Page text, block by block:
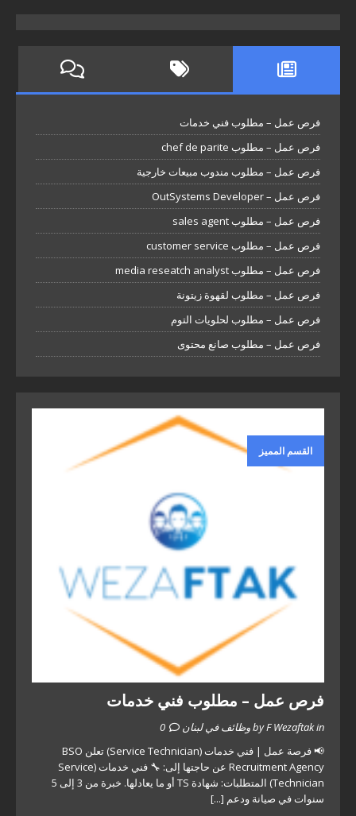
فرص عمل – مطلوب فني خدمات
فرص عمل – مطلوب chef de parite
فرص عمل – مطلوب مندوب مبيعات خارجية
فرص عمل – OutSystems Developer
فرص عمل – مطلوب sales agent
فرص عمل – مطلوب customer service
فرص عمل – مطلوب media reseatch analyst
فرص عمل – مطلوب لقهوة زيتونة
فرص عمل – مطلوب لحلويات التوم
فرص عمل – مطلوب صانع محتوى
القسم المميز
فرص عمل – مطلوب فني خدمات
by F Wezaftak in وظائف في لبنان
0
📢 فرصة عمل | فني خدمات (Service Technician) تعلن BSO
Recruitment Agency عن حاجتها إلى: 🔧 فني خدمات (Service
Technician) المتطلبات: شهادة TS أو ما يعادلها. خبرة من 3 إلى 5
سنوات في صيانة ودعم [...]